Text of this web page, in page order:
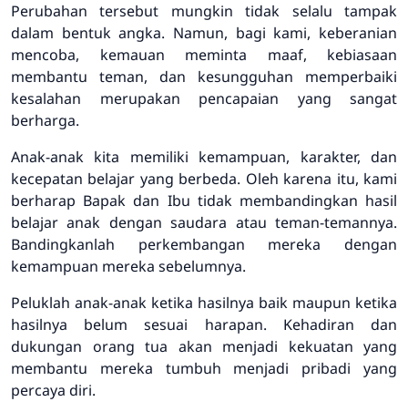
Perubahan tersebut mungkin tidak selalu tampak
dalam bentuk angka. Namun, bagi kami, keberanian
mencoba, kemauan meminta maaf, kebiasaan
membantu teman, dan kesungguhan memperbaiki
kesalahan merupakan pencapaian yang sangat
berharga.
Anak-anak kita memiliki kemampuan, karakter, dan
kecepatan belajar yang berbeda. Oleh karena itu, kami
berharap Bapak dan Ibu tidak membandingkan hasil
belajar anak dengan saudara atau teman-temannya.
Bandingkanlah perkembangan mereka dengan
kemampuan mereka sebelumnya.
Peluklah anak-anak ketika hasilnya baik maupun ketika
hasilnya belum sesuai harapan. Kehadiran dan
dukungan orang tua akan menjadi kekuatan yang
membantu mereka tumbuh menjadi pribadi yang
percaya diri.